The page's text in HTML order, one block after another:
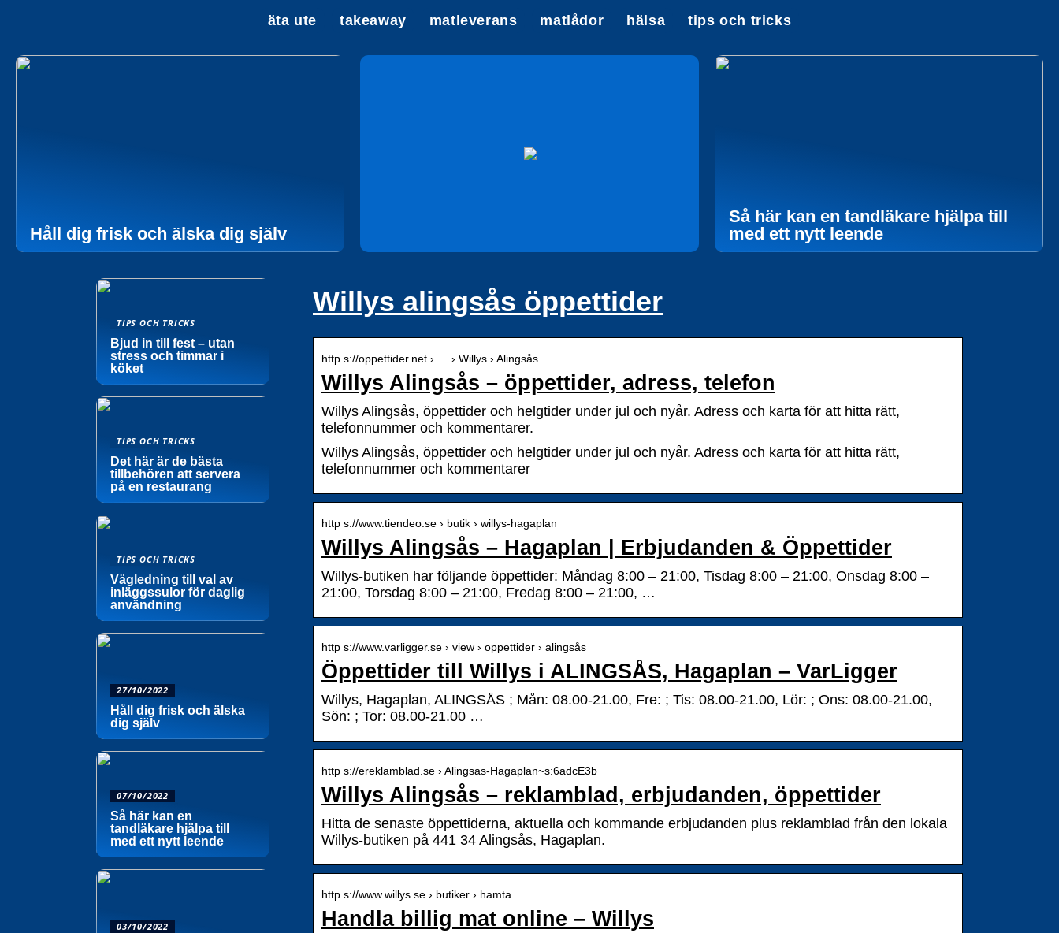
äta ute takeaway matleverans matlådor hälsa tips och tricks
Håll dig frisk och älska dig själv
Så här kan en tandläkare hjälpa till
med ett nytt leende
Willys alingsås öppettider
http s://oppettider.net › … › Willys › Alingsås
Willys Alingsås – öppettider, adress, telefon
Willys Alingsås, öppettider och helgtider under jul och nyår. Adress och karta för att hitta rätt,
telefonnummer och kommentarer.
Willys Alingsås, öppettider och helgtider under jul och nyår. Adress och karta för att hitta rätt,
telefonnummer och kommentarer
http s://www.tiendeo.se › butik › willys-hagaplan
Willys Alingsås – Hagaplan | Erbjudanden & Öppettider
Willys-butiken har följande öppettider: Måndag 8:00 – 21:00, Tisdag 8:00 – 21:00, Onsdag 8:00 –
21:00, Torsdag 8:00 – 21:00, Fredag 8:00 – 21:00, …
http s://www.varligger.se › view › oppettider › alingsås
Öppettider till Willys i ALINGSÅS, Hagaplan – VarLigger
Willys, Hagaplan, ALINGSÅS ; Mån: 08.00-21.00, Fre: ; Tis: 08.00-21.00, Lör: ; Ons: 08.00-21.00,
Sön: ; Tor: 08.00-21.00 …
http s://ereklamblad.se › Alingsas-Hagaplan~s:6adcE3b
Willys Alingsås – reklamblad, erbjudanden, öppettider
Hitta de senaste öppettiderna, aktuella och kommande erbjudanden plus reklamblad från den lokala
Willys-butiken på 441 34 Alingsås, Hagaplan.
http s://www.willys.se › butiker › hamta
Handla billig mat online – Willys
TIPS OCH TRICKS
Bjud in till fest – utan
stress och timmar i
köket
TIPS OCH TRICKS
Det här är de bästa
tillbehören att servera
på en restaurang
TIPS OCH TRICKS
Vägledning till val av
inläggssulor för daglig
användning
27/10/2022
Håll dig frisk och älska
dig själv
07/10/2022
Så här kan en
tandläkare hjälpa till
med ett nytt leende
03/10/2022